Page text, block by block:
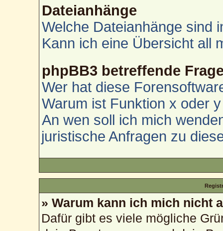
Dateianhänge
Welche Dateianhänge sind
Kann ich eine Übersicht all
phpBB3 betreffende
Wer hat diese
Warum ist Funktion x oder
An wen soll ich mich
juristische Anfragen zu
» Warum kann ich mich nicht
Dafür gibt es viele mögliche